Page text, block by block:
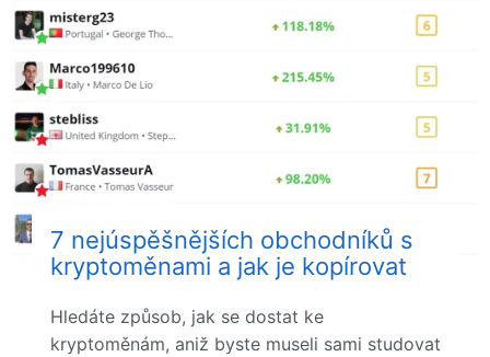
7 nejúspěšnějších obchodníků s
kryptoměnami a jak je kopírovat
Hledáte způsob, jak se dostat ke
kryptoměnám, aniž byste museli sami studovat